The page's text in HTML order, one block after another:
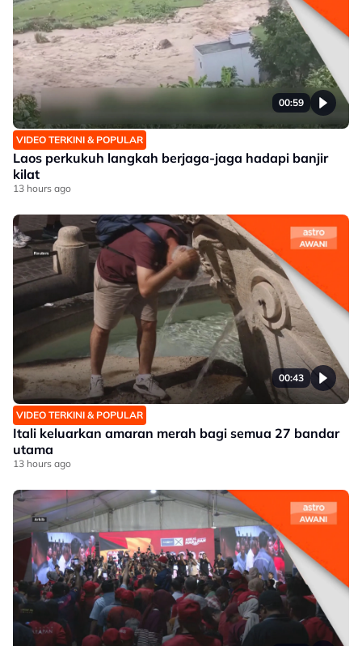
00:59
VIDEO TERKINI & POPULAR
Laos perkukuh langkah berjaga-jaga hadapi banjir
kilat
13 hours ago
00:43
VIDEO TERKINI & POPULAR
Itali keluarkan amaran merah bagi semua 27 bandar
utama
13 hours ago